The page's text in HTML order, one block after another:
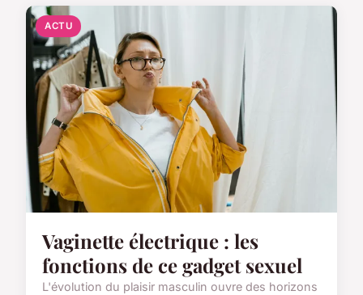
ACTU
Vaginette électrique : les
fonctions de ce gadget sexuel
L'évolution du plaisir masculin ouvre des horizons